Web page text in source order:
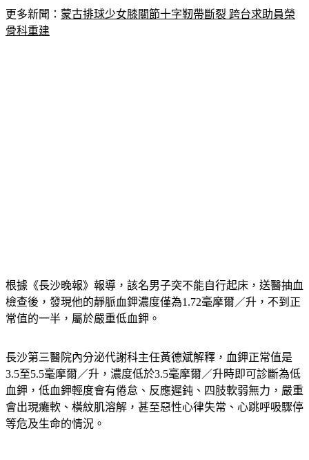
更多新聞： 蒙古排球少女膝關節十字靭帶斷裂 跨台求助員榮
骨科重建
根據《長沙晚報》報導，該名男子突不能自行起床，送醫抽血
檢查後，發現他的靜脈血鉀濃度僅為1.72毫摩爾／升，不到正
常值的一半，屬於嚴重低血鉀。
長沙第三醫院內分泌代謝科主任黃德斌解釋，血鉀正常值是
3.5至5.5毫摩爾／升，濃度低於3.5毫摩爾／升時即可診斷為低
血鉀，低血鉀輕度會有倦怠、反應遲鈍、四肢軟弱無力，嚴重
會出現癱軟、橫紋肌溶解，甚至惡性心律失常、心跳呼吸驟停
等危及生命的情況。